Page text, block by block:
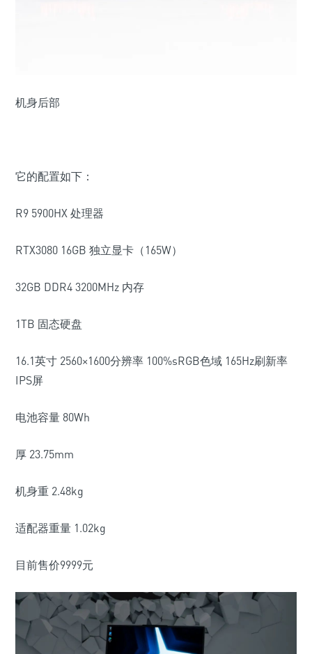
机身后部
它的配置如下：
R9 5900HX 处理器
RTX3080 16GB 独立显卡（165W）
32GB DDR4 3200MHz 内存
1TB 固态硬盘
16.1英寸 2560×1600分辨率 100%sRGB色域 165Hz刷新率
IPS屏
电池容量 80Wh
厚 23.75mm
机身重 2.48kg
适配器重量 1.02kg
目前售价9999元